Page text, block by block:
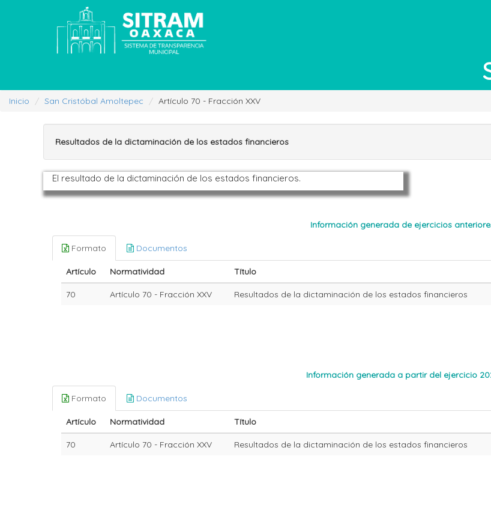
Inicio San Cristóbal Amoltepec Artículo 70 - Fracción XXV
Resultados de la dictaminación de los estados financieros
El resultado de la dictaminación de los estados financieros.
Información generada de ejercicios
Formato Documentos
Artículo Normatividad Título
70 Artículo 70 - Fracción XXV Resultados de la dictaminación de los estados financieros
Información generada a partir del ejercicio
Formato Documentos
Artículo Normatividad Título
70 Artículo 70 - Fracción XXV Resultados de la dictaminación de los estados financieros